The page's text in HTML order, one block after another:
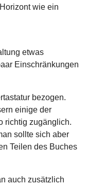
wie ein
etwas
Einschränkungen
bezogen.
einige der
richtig zugänglich.
sollte sich aber
Teilen des Buches
auch zusätzlich